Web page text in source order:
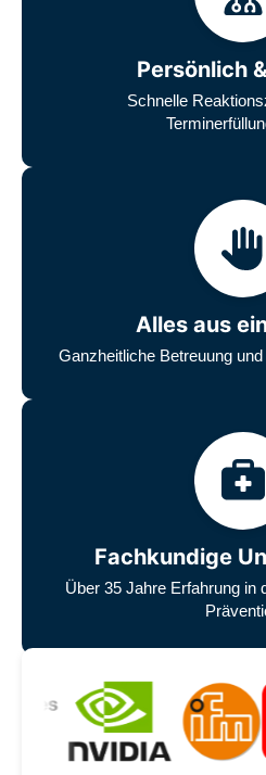
Persönlich
Schnelle
Alles aus
Ganzheitliche Betreuung
Fachkundige
Über 35 Jahre Erfahrung in